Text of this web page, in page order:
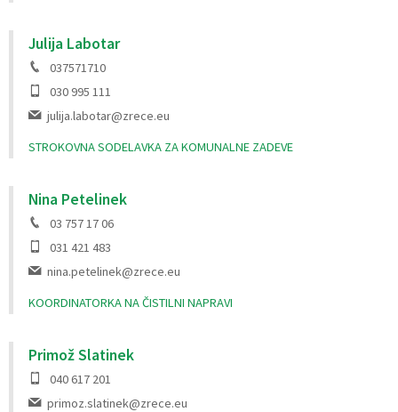
Julija Labotar
037571710
030 995 111
julija.labotar@zrece.eu
STROKOVNA SODELAVKA ZA KOMUNALNE ZADEVE
Nina Petelinek
03 757 17 06
031 421 483
nina.petelinek@zrece.eu
KOORDINATORKA NA ČISTILNI NAPRAVI
Primož Slatinek
040 617 201
primoz.slatinek@zrece.eu